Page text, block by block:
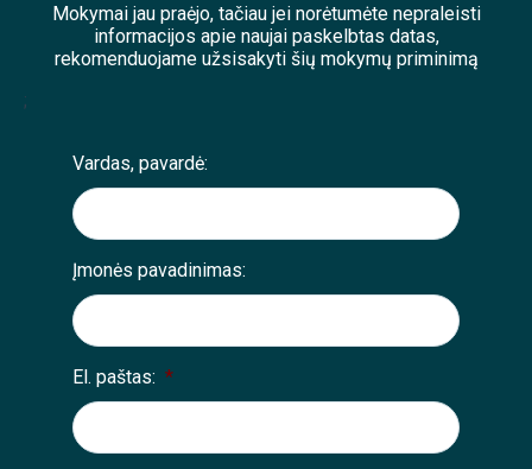
Mokymai jau praėjo, tačiau jei norėtumėte nepraleisti
informacijos apie naujai paskelbtas datas,
rekomenduojame užsisakyti šių mokymų priminimą
;
Vardas, pavardė:
Įmonės pavadinimas:
El. paštas: *